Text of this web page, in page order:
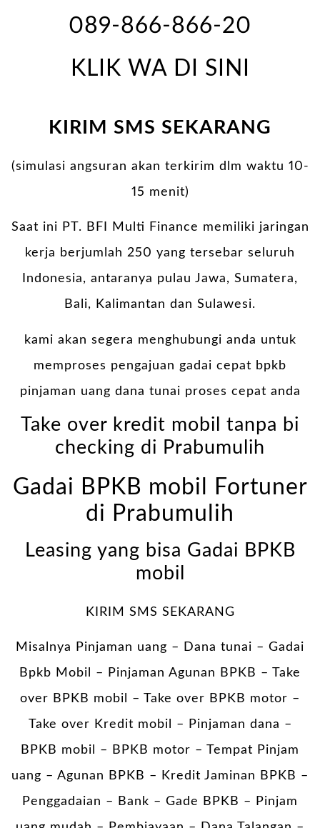
089-866-866-20
KLIK WA DI SINI
KIRIM SMS SEKARANG
(simulasi angsuran akan terkirim dlm waktu 10-
15 menit)
Saat ini PT. BFI Multi Finance memiliki jaringan
kerja berjumlah 250 yang tersebar seluruh
Indonesia, antaranya pulau Jawa, Sumatera,
Bali, Kalimantan dan Sulawesi.
kami akan segera menghubungi anda untuk
memproses pengajuan gadai cepat bpkb
pinjaman uang dana tunai proses cepat anda
Take over kredit mobil tanpa bi
checking di Prabumulih
Gadai BPKB mobil Fortuner
di Prabumulih
Leasing yang bisa Gadai BPKB
mobil
KIRIM SMS SEKARANG
Misalnya Pinjaman uang – Dana tunai – Gadai
Bpkb Mobil
– Pinjaman Agunan BPKB – Take
over BPKB mobil – Take over BPKB motor –
Take over Kredit mobil – Pinjaman dana –
BPKB mobil – BPKB motor – Tempat Pinjam
uang – Agunan BPKB – Kredit Jaminan BPKB –
Penggadaian – Bank – Gade BPKB – Pinjam